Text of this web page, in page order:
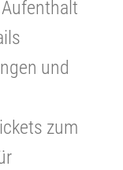
und
zum